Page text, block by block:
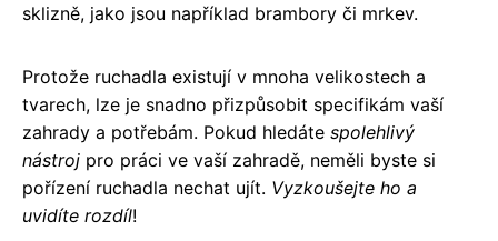
sklizně, jako jsou například brambory či mrkev.
Protože ruchadla existují v mnoha velikostech a
tvarech, lze je snadno přizpůsobit specifikám vaší
zahrady a potřebám. Pokud hledáte spolehlivý
nástroj pro práci ve vaší zahradě, neměli byste si
pořízení ruchadla nechat ujít. Vyzkoušejte ho a
uvidíte rozdíl!